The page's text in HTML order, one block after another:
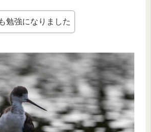
勉強になりました